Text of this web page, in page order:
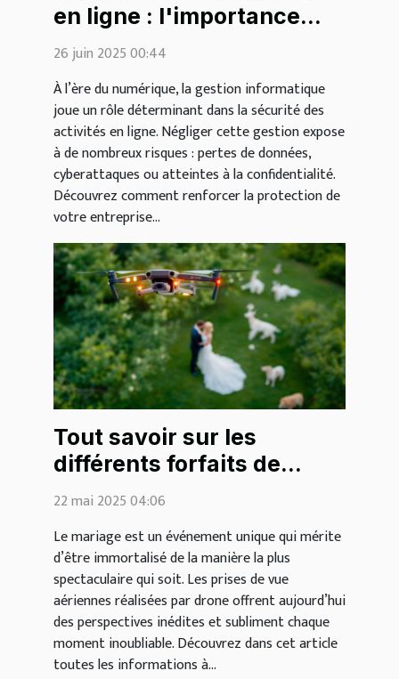
en ligne : l'importance
d'une bonne gestion
informatique
26 juin 2025 00:44
À l’ère du numérique, la gestion informatique
joue un rôle déterminant dans la sécurité des
activités en ligne. Négliger cette gestion expose
à de nombreux risques : pertes de données,
cyberattaques ou atteintes à la confidentialité.
Découvrez comment renforcer la protection de
votre entreprise...
Tout savoir sur les
différents forfaits de
mariage par drone
22 mai 2025 04:06
Le mariage est un événement unique qui mérite
d’être immortalisé de la manière la plus
spectaculaire qui soit. Les prises de vue
aériennes réalisées par drone offrent aujourd’hui
des perspectives inédites et subliment chaque
moment inoubliable. Découvrez dans cet article
toutes les informations à...